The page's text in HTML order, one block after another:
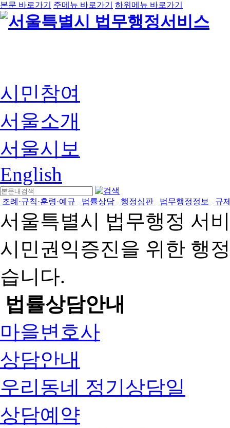
본문 바로가기 주메뉴 바로가기 하위메뉴 바로가기
시민참여
서울소개
서울시보
English
조례·규칙·훈령·예규 법률상담 행정심판 법무행정정보 규
서울특별시 법무행정 서
시민권익증진을 위한 행
습니다.
법률상담안내
마을변호사
상담안내
우리동네 정기상담일
상담예약